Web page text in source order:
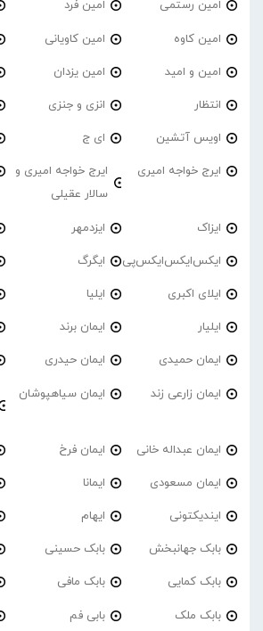
امین رستمی امین فرد
امین کاوه امین کاویانی
امین و امید امین یزدان
انتظار انزی و جنزی
اویس آتشین ای ج
ایرج خواجه امیری
ایرج خواجه امیری و
سالار عقیلی
ایزاک ایزدمهر
ایکس‌ایکس‌ایکس‌پی ایگرگ
ایلای اکبری ایلیا
ایلیار ایمان برند
ایمان حمیدی ایمان حیدری
ایمان زارعی زند ایمان سیاهپوشان
ایمان عبداله خانی ایمان فرخ
ایمان مسعودی ایمانا
ایندیکتونی ایهام
بابک جهانبخش بابک حسینی
بابک کمایی بابک مافی
بابک ملک بابی فم